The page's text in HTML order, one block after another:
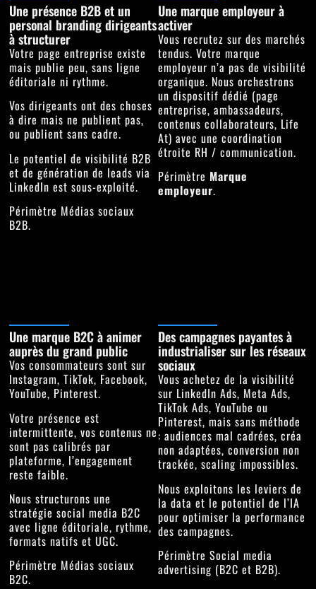
Une présence B2B et un
personal branding dirigeants
à structurer
Votre page entreprise existe
mais publie peu, sans ligne
éditoriale ni rythme.
Vos dirigeants ont des choses
à dire mais ne publient pas,
ou publient sans cadre.
Le potentiel de visibilité B2B
et de génération de leads via
LinkedIn est sous-exploité.
Périmètre Médias sociaux
B2B.
Une marque employeur à
activer
Vous recrutez sur des marchés
tendus. Votre marque
employeur n’a pas de visibilité
organique. Nous orchestrons
un dispositif dédié (page
entreprise, ambassadeurs,
contenus collaborateurs, Life
At) avec une coordination
étroite RH / communication.
Périmètre Marque
employeur.
Une marque B2C à animer
auprès du grand public
Vos consommateurs sont sur
Instagram, TikTok, Facebook,
YouTube, Pinterest.
Votre présence est
intermittente, vos contenus ne
sont pas calibrés par
plateforme, l’engagement
reste faible.
Nous structurons une
stratégie social media B2C
avec ligne éditoriale, rythme,
formats natifs et UGC.
Périmètre Médias sociaux
B2C.
Des campagnes payantes à
industrialiser sur les réseaux
sociaux
Vous achetez de la visibilité
sur LinkedIn Ads, Meta Ads,
TikTok Ads, YouTube ou
Pinterest, mais sans méthode
: audiences mal cadrées, créa
non adaptées, conversion non
trackée, scaling impossibles.
Nous exploitons les leviers de
la data et le potentiel de l’IA
pour optimiser la performance
des campagnes.
Périmètre Social media
advertising (B2C et B2B).